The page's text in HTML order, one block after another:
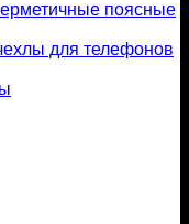
поясные
для телефонов